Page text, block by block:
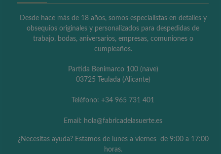
Desde hace más de 18 años, somos especialistas en detalles y
obsequios originales y personalizados para despedidas de
trabajo, bodas, aniversarios, empresas, comuniones o
cumpleaños.
Partida Benimarco 100 (nave)
03725 Teulada (Alicante)
Teléfono: +34 965 731 401
Email: hola@fabricadelasuerte.es
¿Necesitas ayuda? Estamos de lunes a viernes de 9:00 a 17:00
horas.